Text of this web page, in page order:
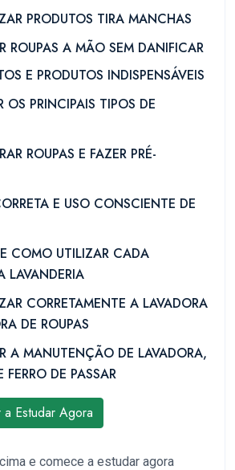
PRODUTOS TIRA MANCHAS
ROUPAS A MÃO SEM DANIFICAR
E PRODUTOS INDISPENSÁVEIS
OS PRINCIPAIS TIPOS DE
ROUPAS E FAZER PRÉ-
E USO CONSCIENTE DE
COMO UTILIZAR CADA
LAVANDERIA
CORRETAMENTE A LAVADORA
DE ROUPAS
A MANUTENÇÃO DE LAVADORA,
DE PASSAR
Estudar Agora
e comece a estudar agora